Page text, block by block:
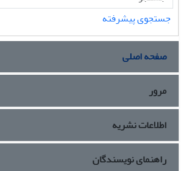
جستجوی پیشرفته
صفحه اصلی
مرور
اطلاعات نشریه
راهنمای نویسندگان